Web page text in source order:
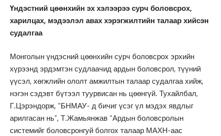
Үндэстний цөөнхийн эх хэлээрээ сурч боловсрох,
харилцах, мэдээлэл авах хэрэгжилтийн талаар хийсэн
судалгаа
Монголын үндэсний цөөнхийн сурч боловсрох эрхийн
хүрээнд эрдэмтэн судлаачид ардын боловсрол, түүний
үүсэл, хөгжлийн ололт амжилтын талаар судалгаа хийж,
нэгэн сэдэвт бүтээл туурвисан нь цөөнгүй. Тухайлбал,
Г.Цэрэндорж, “БНМАУ- д бичиг үсэг үл мэдэх явдлыг
арилгасан нь”, Т.Жамьянжав “Ардын боловсролын
системийг боловсронгуй болгох талаар МАХН-аас